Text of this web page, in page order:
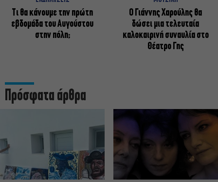
Τι θα κάνουμε την πρώτη
εβδομάδα του Αυγούστου
στην πόλη;
Ο Γιάννης Χαρούλης θα
δώσει μια τελευταία
καλοκαιρινή συναυλία στο
Θέατρο Γης
Πρόσφατα άρθρα